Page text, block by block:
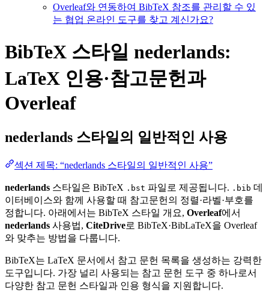
Overleaf와 연동하여 BibTeX 참조를 관리할 수 있
는 협업 온라인 도구를 찾고 계신가요?
BibTeX 스타일 nederlands:
LaTeX 인용·참고문헌과
Overleaf
nederlands 스타일의 일반적인 사용
섹션 제목: “nederlands 스타일의 일반적인 사용”
nederlands 스타일은 BibTeX .bst 파일로 제공됩니다. .bib 데
이터베이스와 함께 사용할 때 참고문헌의 정렬·라벨·부호를
정합니다. 아래에서는 BibTeX 스타일 개요, Overleaf에서
nederlands 사용법, CiteDrive로 BibTeX·BibLaTeX을 Overleaf
와 맞추는 방법을 다룹니다.
BibTeX는 LaTeX 문서에서 참고 문헌 목록을 생성하는 강력한
도구입니다. 가장 널리 사용되는 참고 문헌 도구 중 하나로서
다양한 참고 문헌 스타일과 인용 형식을 지원합니다.